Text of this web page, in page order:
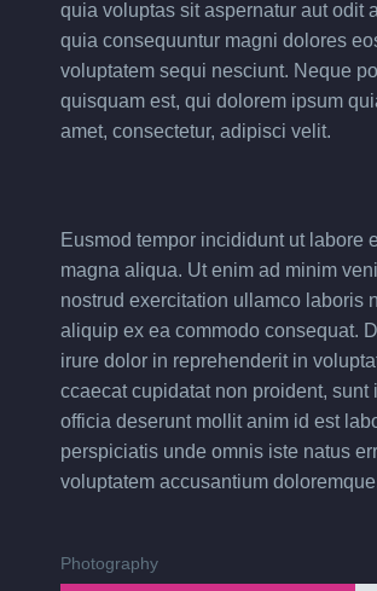
quia voluptas sit aspernatur aut odit
quia consequuntur magni dolores
voluptatem sequi nesciunt. Neque
quisquam est, qui dolorem ipsum
amet, consectetur, adipisci velit.
Eusmod tempor incididunt ut labore
magna aliqua. Ut enim ad minim
nostrud exercitation ullamco laboris
aliquip ex ea commodo consequat.
irure dolor in reprehenderit in
ccaecat cupidatat non proident, sunt
officia deserunt mollit anim id est
perspiciatis unde omnis iste natus
voluptatem accusantium
Photography